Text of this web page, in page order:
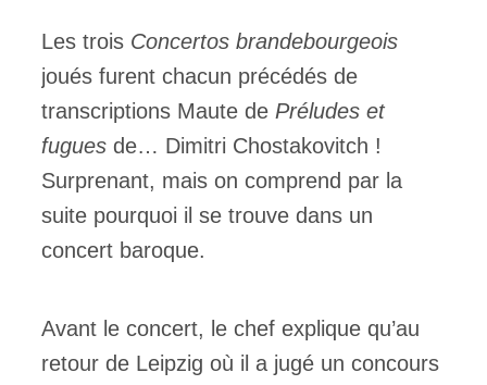
Les trois Concertos brandebourgeois
joués furent chacun précédés de
transcriptions Maute de Préludes et
fugues de… Dimitri Chostakovitch !
Surprenant, mais on comprend par la
suite pourquoi il se trouve dans un
concert baroque.
Avant le concert, le chef explique qu’au
retour de Leipzig où il a jugé un concours